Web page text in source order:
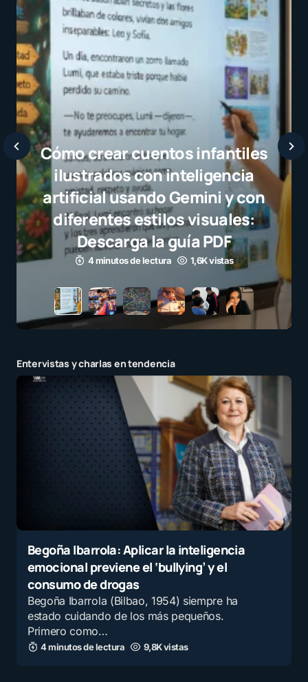
crear cuentos infantiles
con inteligencia
usando Gemini y con
estilos visuales:
Descarga la guía PDF
4 minutos de lectura 1,6K vistas
Entervistas y charlas en tendencia
Begoña Ibarrola: Aplicar la inteligencia
emocional previene el ‘bullying’ y el
consumo de drogas
Begoña Ibarrola (Bilbao, 1954) siempre ha
estado cuidando de los más pequeños.
Primero como…
4 minutos de lectura 9,8K vistas